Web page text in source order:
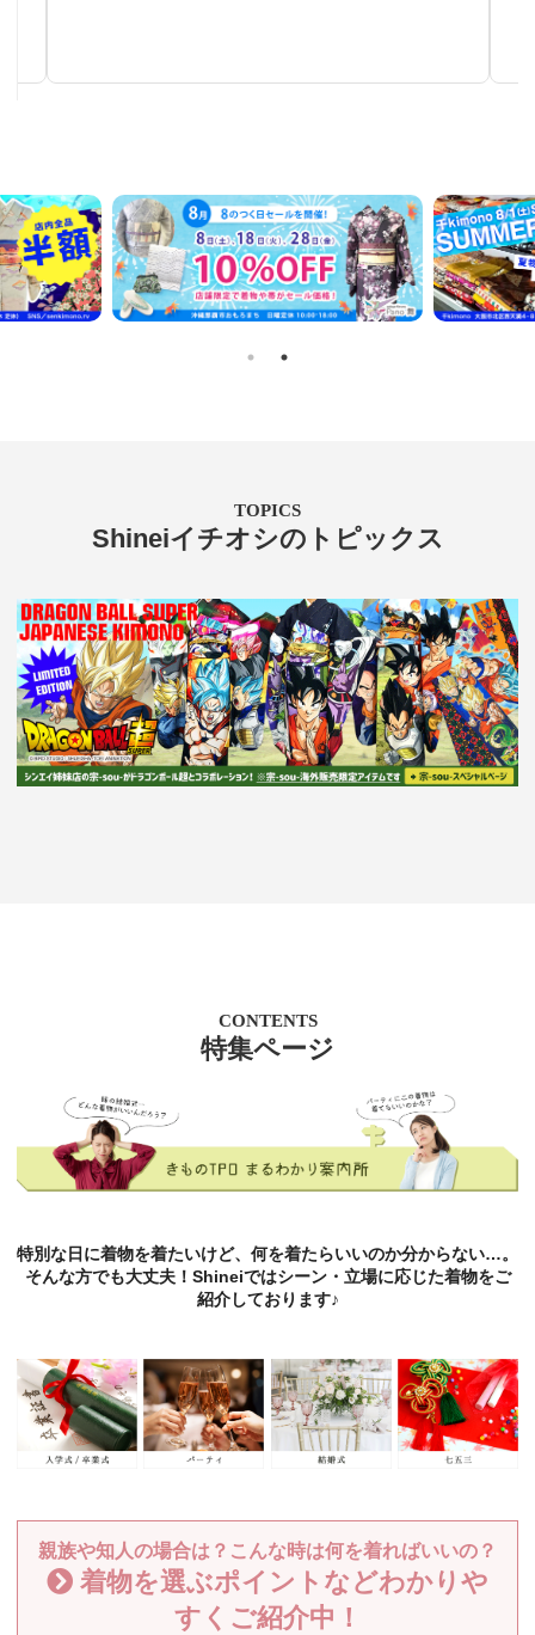
TOPICS
Shineiイチオシのトピックス
CONTENTS
特集ページ
特別な日に着物を着たいけど、何を着たらいいのか分からない…。
そんな方でも大丈夫！Shineiではシーン・立場に応じた着物をご
紹介しております♪
親族や知人の場合は？こんな時は何を着ればいいの？
着物を選ぶポイントなどわかりや
すくご紹介中！